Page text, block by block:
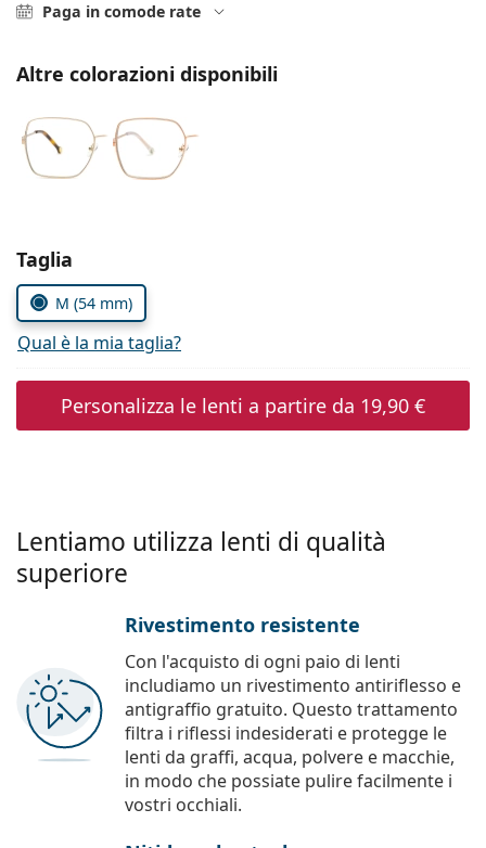
Persol
Paga in comode rate
Altre colorazioni disponibili
Seleziona i parametri
Taglia
M (54 mm)
Qual è la mia taglia?
Personalizza le lenti a partire da 19,90 €
Lentiamo utilizza lenti di qualità
superiore
Rivestimento resistente
Con l'acquisto di ogni paio di lenti
includiamo un rivestimento antiriflesso e
antigraffio gratuito. Questo trattamento
filtra i riflessi indesiderati e protegge le
lenti da graffi, acqua, polvere e macchie,
in modo che possiate pulire facilmente i
vostri occhiali.